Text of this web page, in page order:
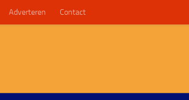
Adverteren Contact